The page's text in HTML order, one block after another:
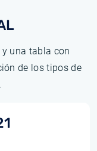
una tabla con
de los tipos de